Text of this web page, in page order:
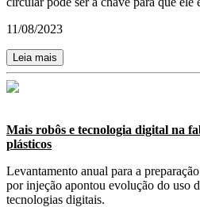
11/08/2023
Leia mais
Mais robôs e tecnologia digital na
plásticos
Levantamento anual para a
por injeção apontou evolução do uso
tecnologias digitais.